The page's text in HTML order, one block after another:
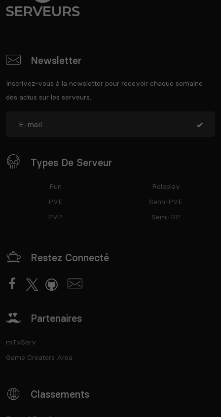
Newsletter
Inscrivez-vous à la newsletter pour recevoir chaque semaine
des actus sur les serveurs.
Types De Serveur
Fun
PVE
PVP
Roleplay
Semi-PVE
Semi-RP
Restez Connecté
Partenaires
mTxServ
Game Creators Area
Classements